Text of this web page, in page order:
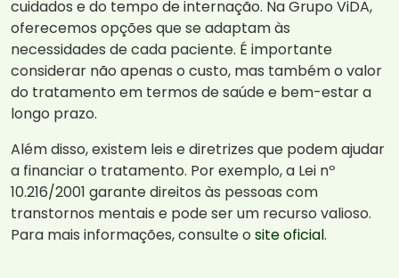
cuidados e do tempo de internação. Na Grupo ViDA,
oferecemos opções que se adaptam às
necessidades de cada paciente. É importante
considerar não apenas o custo, mas também o valor
do tratamento em termos de saúde e bem-estar a
longo prazo.
Além disso, existem leis e diretrizes que podem ajudar
a financiar o tratamento. Por exemplo, a Lei nº
10.216/2001 garante direitos às pessoas com
transtornos mentais e pode ser um recurso valioso.
Para mais informações, consulte o site oficial.